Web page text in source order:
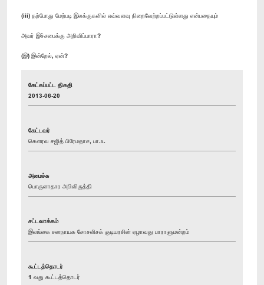
(iii) தற்போது மேற்படி இலக்குகளில் எவ்வளவு நிறைவேற்றப்பட்டுள்ளது என்பதையும்
அவர் இச்சபைக்கு அறிவிப்பாரா?
(இ) இன்றேல், ஏன்?
கேட்கப்பட்ட திகதி
2013-06-20
கேட்டவர்
கௌரவ சஜித் பிரேமதாச, பா.உ.
அமைச்சு
பொருளாதார அபிவிருத்தி
சட்டவாக்கம்
இலங்கை சனநாயக சோசலிசக் குடியரசின் ஏழாவது பாராளுமன்றம்
கூட்டத்தொடர்
1 வது கூட்டத்தொடர்